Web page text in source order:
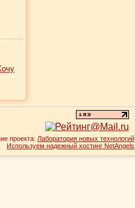
проекта: Лаборатория новых технологий
Используем надежный хостинг NetAngels